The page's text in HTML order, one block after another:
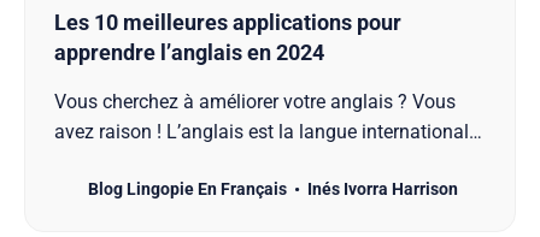
Les 10 meilleures applications pour
apprendre l’anglais en 2024
Vous cherchez à améliorer votre anglais ? Vous
avez raison ! L’anglais est la langue internationale
les affaires, les études et les voyages. Cependant,
Blog Lingopie En Français Inés Ivorra Harrison